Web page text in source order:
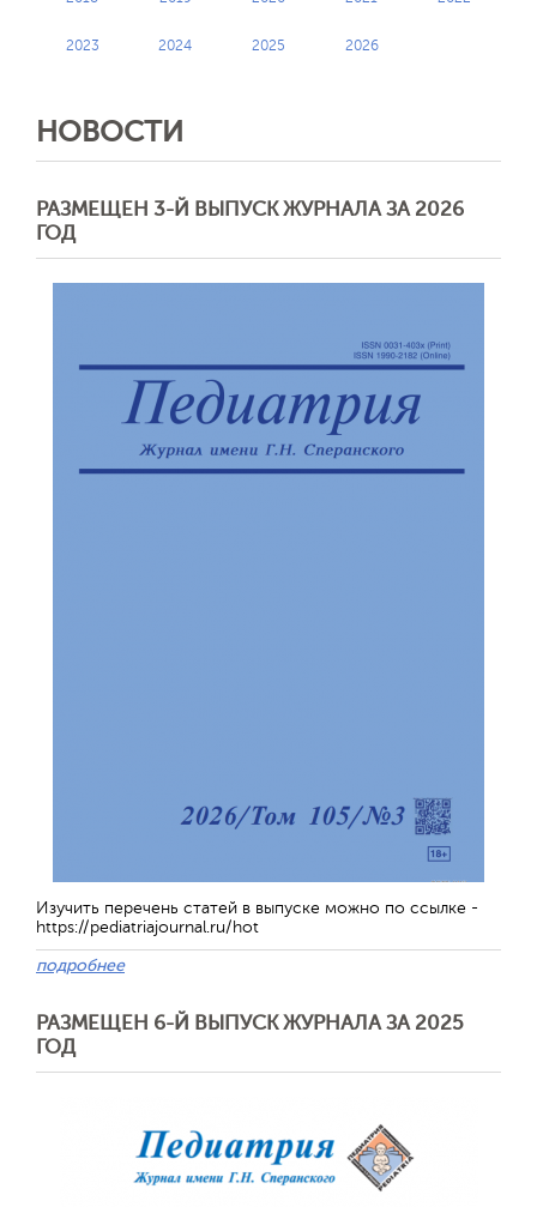
2023 2024 2025 2026
НОВОСТИ
РАЗМЕЩЕН 3-Й ВЫПУСК ЖУРНАЛА ЗА 2026
ГОД
Изучить перечень статей в выпуске можно по ссылке -
https://pediatriajournal.ru/hot
подробнее
РАЗМЕЩЕН 6-Й ВЫПУСК ЖУРНАЛА ЗА 2025
ГОД
Отправить